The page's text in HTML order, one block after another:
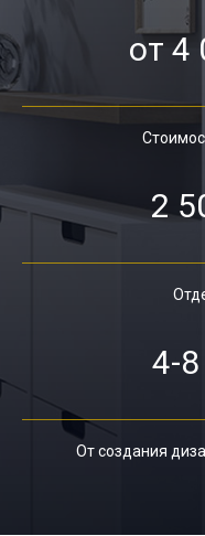
от 4
2
4-
От создания